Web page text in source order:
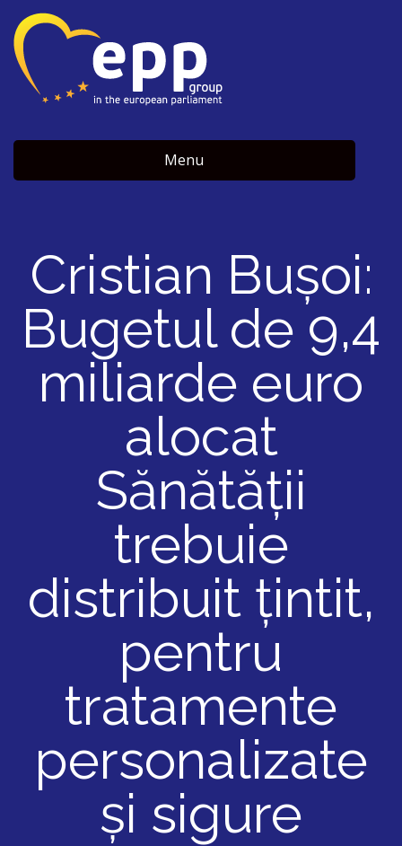
Menu
Cristian Bușoi:
Bugetul de 9,4
miliarde euro
alocat
Sănătății
trebuie
distribuit țintit,
pentru
tratamente
personalizate
și sigure